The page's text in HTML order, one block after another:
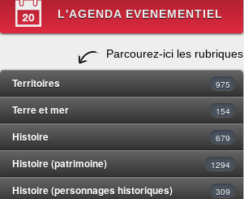
L'AGENDA EVENEMENTIEL
Parcourez-ici les rubriques
Territoires 975
Terre et mer 154
Histoire 679
Histoire (patrimoine) 1294
Histoire (personnages historiques) 309